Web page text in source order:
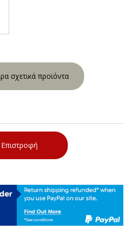
σχετικά προϊόντα
Επιστροφή